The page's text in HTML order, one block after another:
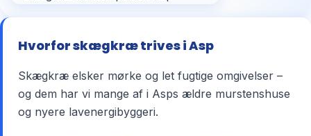
Hvorfor skægkræ trives i Asp
Skægkræ elsker mørke og let fugtige omgivelser –
og dem har vi mange af i Asps ældre murstenshuse
og nyere lavenergibyggeri.